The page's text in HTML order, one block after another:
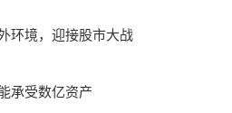
环境，迎接股市大战
承受数亿资产